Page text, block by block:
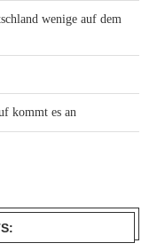
wenige auf dem
kommt es an